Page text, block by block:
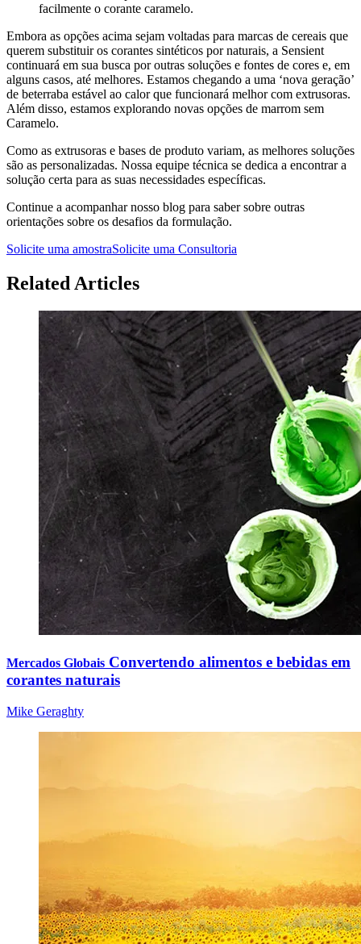
facilmente o corante caramelo.
Embora as opções acima sejam voltadas para marcas de cereais que
querem substituir os corantes sintéticos por naturais, a Sensient
continuará em sua busca por outras soluções e fontes de cores e, em
alguns casos, até melhores. Estamos chegando a uma ‘nova geração’
de beterraba estável ao calor que funcionará melhor com extrusoras.
Além disso, estamos explorando novas opções de marrom sem
Caramelo.
Como as extrusoras e bases de produto variam, as melhores soluções
são as personalizadas. Nossa equipe técnica se dedica a encontrar a
solução certa para as suas necessidades específicas.
Continue a acompanhar nosso blog para saber sobre outras
orientações sobre os desafios da formulação.
Solicite uma amostraSolicite uma Consultoria
Related Articles
Mercados Globais Convertendo alimentos e bebidas em
corantes naturais
Mike Geraghty